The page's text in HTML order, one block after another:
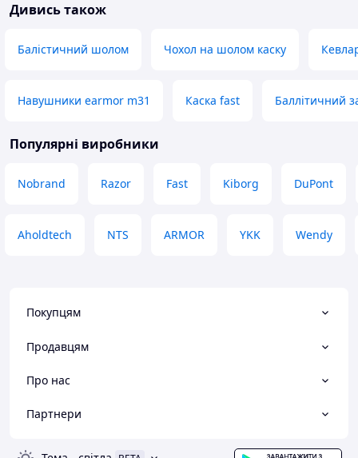
Дивись також
Балістичний шолом Чохол на шолом каску
Навушники earmor m31 Каска fast Баллітичний
Популярні виробники
Nobrand Razor Fast Kiborg DuPont
Aholdtech NTS ARMOR YKK Wendy
Покупцям
Продавцям
Про нас
Партнери